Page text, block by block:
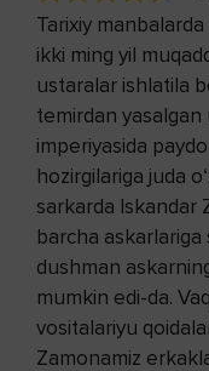
Tarixiy
ikki ming yil
ustaralar ishlatila
temirdan yasalgan
imperiyasida
hozirgilariga juda
sarkarda Iskandar
barcha
dushman
mumkin edi-da.
vositalariyu
Zamonamiz